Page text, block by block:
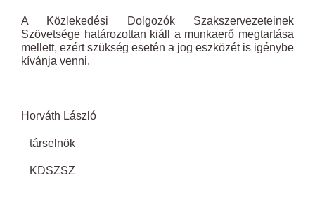
A Közlekedési Dolgozók Szakszervezeteinek
Szövetsége határozottan kiáll a munkaerő megtartása
mellett, ezért szükség esetén a jog eszközét is igénybe
kívánja venni.
Horváth László
társelnök
KDSZSZ